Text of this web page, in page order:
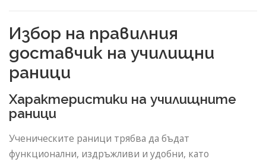
Избор на правилния
доставчик на училищни
раници
Характеристики на училищните
раници
Ученическите раници трябва да бъдат
функционални, издръжливи и удобни, като